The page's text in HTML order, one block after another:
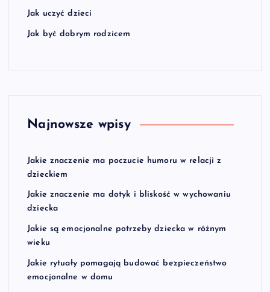
Jak uczyć dzieci
Jak być dobrym rodzicem
Najnowsze wpisy
Jakie znaczenie ma poczucie humoru w relacji z
dzieckiem
Jakie znaczenie ma dotyk i bliskość w wychowaniu
dziecka
Jakie są emocjonalne potrzeby dziecka w różnym
wieku
Jakie rytuały pomagają budować bezpieczeństwo
emocjonalne w domu